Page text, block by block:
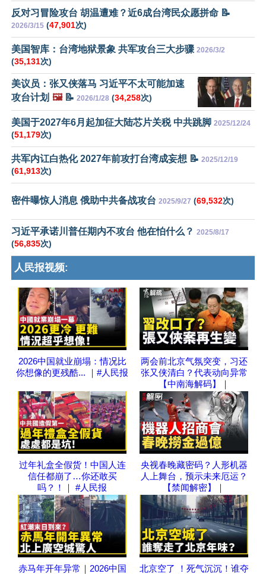
反对习冒险攻台 胡温遭难？近6成台湾民众愿拼命 📝
2026/3/15 (47,901次)
美国智库：台湾地狱景象 共军攻台三大步骤 2026/3/2
(35,131次)
美议员：张又侠落马 习近平不太可能加速
攻台计划 🖼️📝 2026/1/28 (34,258次)
美国于2027年6月起加征大陆芯片关税 中共跳脚 2025/12/24
(51,179次)
共军内讧白热化 2027年前攻打台湾成妄想 📝 2025/12/19
(61,913次)
密件曝惊人消息 俄助中共备战攻台 2025/9/27 (69,532次)
习近平承诺川普任期内不攻台 他在怕什么？ 2025/8/17
(56,835次)
人民报视频:
2026中国就业崩塌：情况比
你想像的更残酷... ｜#人民报
两会前北京气氛突变，习还
张又侠清白？代表动向异常
【中南海解码】｜
过年礼盒全假货！中国人连
信任都崩了…你还敢买
吗？！｜ #人民报
央视春晚藏密码？人形机器
人上舞台，预示未来厄运？
【禁闻解密】｜
赤马年开年异常｜2026中国
北京空了 ！死气沉沉！谁夺